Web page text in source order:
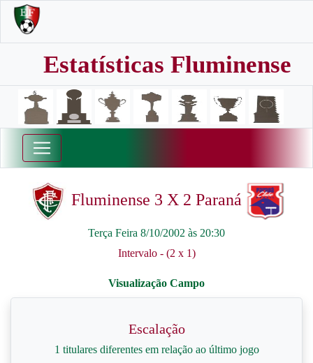
Estatísticas Fluminense
Fluminense 3 X 2 Paraná
Terça Feira 8/10/2002 às 20:30
Intervalo - (2 x 1)
Escalação
1 titulares diferentes em relação ao último jogo